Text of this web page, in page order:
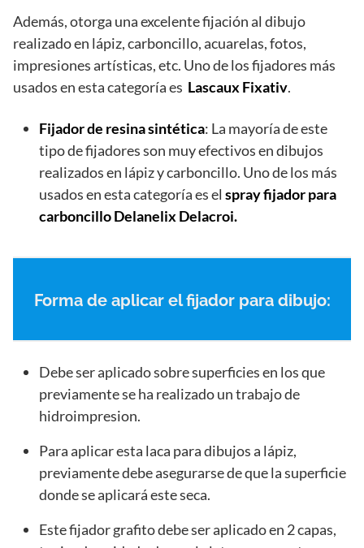
Además, otorga una excelente fijación al dibujo
realizado en lápiz, carboncillo, acuarelas, fotos,
impresiones artísticas, etc. Uno de los fijadores más
usados en esta categoría es Lascaux Fixativ.
Fijador de resina sintética: La mayoría de este
tipo de fijadores son muy efectivos en dibujos
realizados en lápiz y carboncillo. Uno de los más
usados en esta categoría es el spray fijador para
carboncilloDelanelix Delacroi.
Forma de aplicar el fijador para dibujo:
Debe ser aplicado sobre superficies en los que
previamente se ha realizado un trabajo de
hidroimpresion.
Para aplicar esta laca para dibujos a lápiz,
previamente debe asegurarse de que la superficie
donde se aplicará este seca.
Este fijador grafito debe ser aplicado en 2 capas,